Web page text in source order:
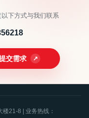
下方式与我们联系
交需求
21-8 | 业务热线：